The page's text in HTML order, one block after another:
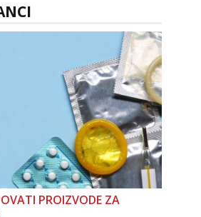
PROIZVODE ZA